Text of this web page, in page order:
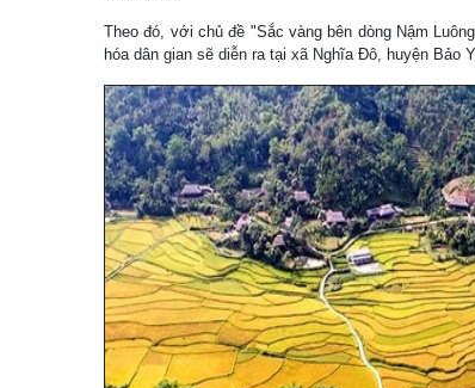
Theo đó, với chủ đề "Sắc vàng bên dòng Nậm
hóa dân gian sẽ diễn ra tại xã Nghĩa Đô, huyện Bảo